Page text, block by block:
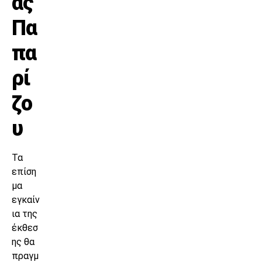
Πα
πα
ρί
ζο
υ
Τα
επίση
μα
εγκαίν
ια της
έκθεσ
ης θα
πραγμ